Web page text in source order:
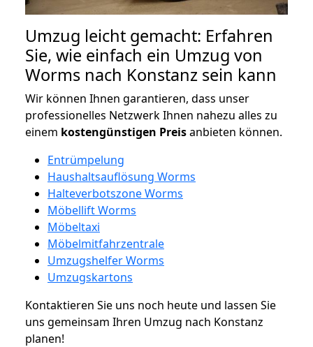
Umzug leicht gemacht: Erfahren
Sie, wie einfach ein Umzug von
Worms nach Konstanz sein kann
Wir können Ihnen garantieren, dass unser
professionelles Netzwerk Ihnen nahezu alles zu
einem kostengünstigen Preisanbieten können.
Entrümpelung
Haushaltsauflösung Worms
Halteverbotszone Worms
Möbellift Worms
Möbeltaxi
Möbelmitfahrzentrale
Umzugshelfer Worms
Umzugskartons
Kontaktieren Sie uns noch heute und lassen Sie
uns gemeinsam Ihren Umzug nach Konstanz
planen!